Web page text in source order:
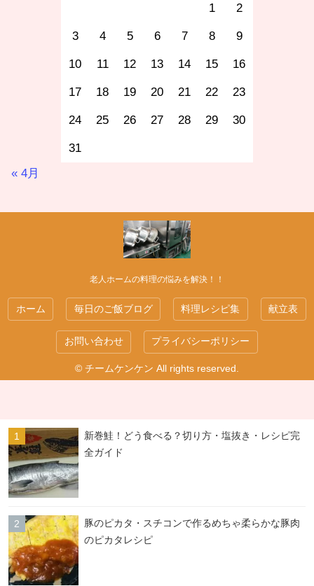
1 2
3 4 5 6 7 8 9
10 11 12 13 14 15 16
17 18 19 20 21 22 23
24 25 26 27 28 29 30
31
« 4月
老人ホームの料理の悩みを解決！！
ホーム 毎日のご飯ブログ 料理レシピ集 献立表
お問い合わせ プライバシーポリシー
© チームケンケン All rights reserved.
新巻鮭！どう食べる？切り方・塩抜き・レシピ完
全ガイド
豚のピカタ・スチコンで作るめちゃ柔らかな豚肉
のピカタレシピ